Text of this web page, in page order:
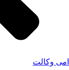
وکالت